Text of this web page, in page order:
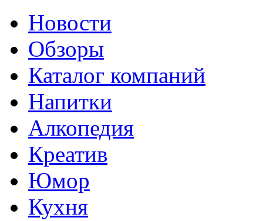
Новости
Обзоры
Каталог компаний
Напитки
Алкопедия
Креатив
Юмор
Кухня